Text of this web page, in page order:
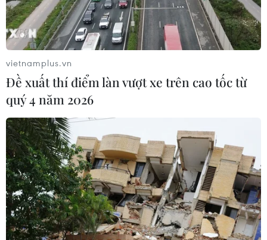
Đảng cầm quyền tại Hàn Quốc chính thức
chỉ định lãnh đạo lâm thời
29/12/2016 09:02
Đảng Saenuri cầm quyền tại Hàn Quốc đã chính thức
vietnamplus.vn
Đề xuất thí điểm làn vượt xe trên cao tốc từ
quý 4 năm 2026